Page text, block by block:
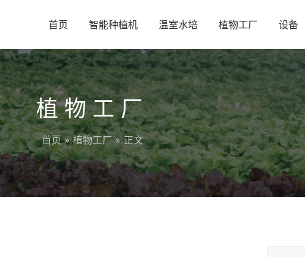
首页 智能种植机 温室水培 植物工厂 设备
植物工厂
首页 »植物工厂» 正文